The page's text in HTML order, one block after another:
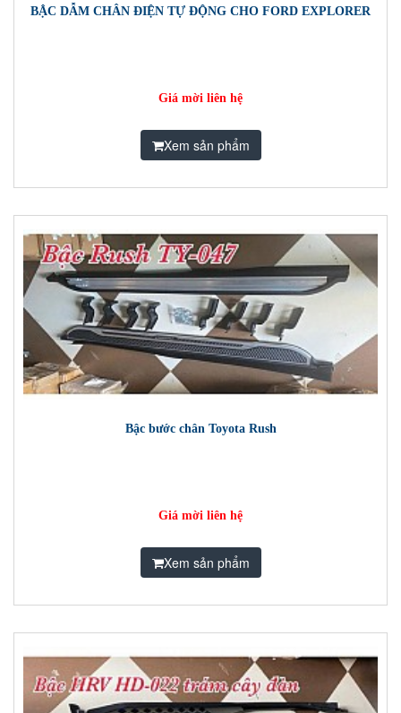
BẬC DẪM CHÂN ĐIỆN TỰ ĐỘNG CHO FORD EXPLORER
Giá mời liên hệ
Xem sản phẩm
Bậc bước chân Toyota Rush
Giá mời liên hệ
Xem sản phẩm